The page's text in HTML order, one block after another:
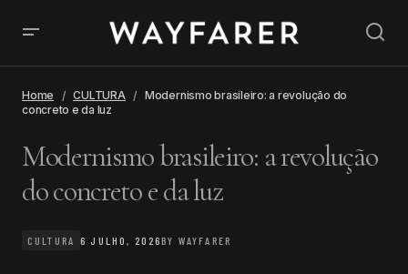
Home CULTURA
Modernismo brasileiro: a revolução do
concreto e da luz
Modernismo brasileiro: a revolução
do concreto e da luz
CULTURA 6 JULHO, 2026BY WAYFARER